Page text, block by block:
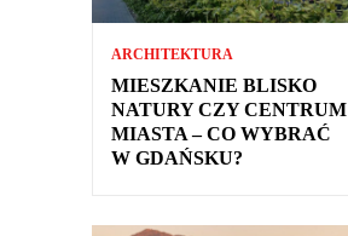
ARCHITEKTURA
MIESZKANIE BLISKO
NATURY CZY CENTRUM
MIASTA – CO WYBRAĆ
W GDAŃSKU?